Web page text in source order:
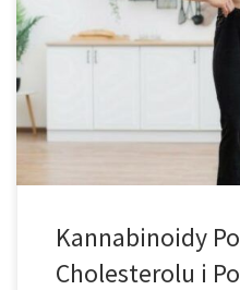
pobudzają apetyt, ale też mogą
Obecnie wiadomo również, że
ten sposób ograniczają przyrost
ponownie zajęły się kwestią
po raz kolejny doszły do […]
Kannabinoidy
Cholesterolu i